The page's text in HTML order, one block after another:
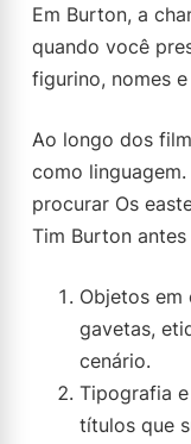
Em Burton, a
quando você
figurino, nomes
Ao longo dos
como
procurar Os
Tim Burton
Objetos em
gavetas,
cenário.
Tipografia
títulos que